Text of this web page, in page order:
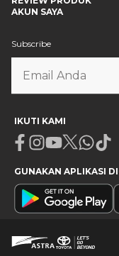
AKUN SAYA
Subscribe
IKUTI KAMI
Facebook
Instagram
Youtube
X
GUNAKAN APLIKASI